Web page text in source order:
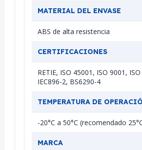
MATERIAL DEL ENVASE
ABS de alta resistencia
CERTIFICACIONES
RETIE, ISO 45001, ISO 9001,
IEC896-2, BS6290-4
TEMPERATURA DE
-20°C a 50°C (recomendado
MARCA